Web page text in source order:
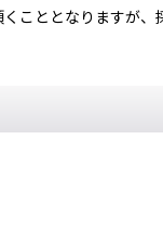
こととなりますが、